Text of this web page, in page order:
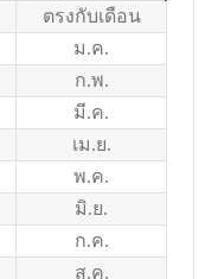
ตรงกับเดือน
ม.ค.
ก.พ.
มี.ค.
เม.ย.
พ.ค.
มิ.ย.
ก.ค.
ส.ค.